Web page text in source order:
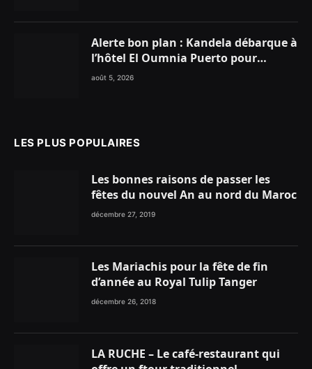
Alerte bon plan : Kandela débarque à
l’hôtel El Oumnia Puerto pour
enflammer le Chiringuito Malibu
août 5, 2026
LES PLUS POPULAIRES
Les bonnes raisons de passer les
fêtes du nouvel An au nord du Maroc
décembre 27, 2019
Les Mariachis pour la fête de fin
d’année au Royal Tulip Tanger
décembre 26, 2018
LA RUCHE – Le café-restaurant qui